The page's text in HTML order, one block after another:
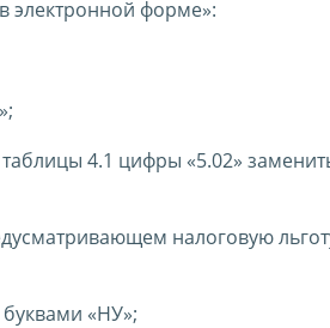
электронной форме»:
4.1 цифры «5.02»
налоговую
«НУ»;